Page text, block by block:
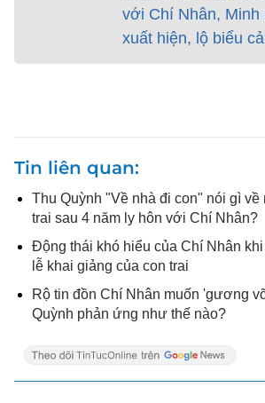
với Chí Nhân, Minh
xuất hiện, lộ biểu
Tin liên quan
Thu Quỳnh "Về nhà đi con" nói gì về
trai sau 4 năm ly hôn với Chí Nhân?
Động thái khó hiểu của Chí Nhân
lễ khai giảng của con trai
Rộ tin đồn Chí Nhân muốn 'gương
Quỳnh phản ứng như thế nào?